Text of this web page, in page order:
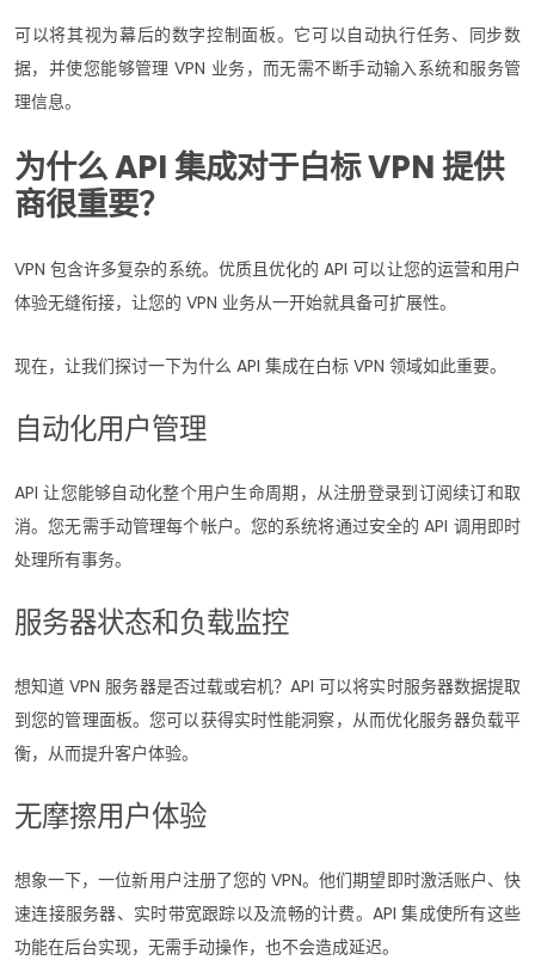
可以将其视为幕后的数字控制面板。它可以自动执行任务、同步数
据，并使您能够管理 VPN 业务，而无需不断手动输入系统和服务管
理信息。
为什么 API 集成对于白标 VPN 提供
商很重要？
VPN 包含许多复杂的系统。优质且优化的 API 可以让您的运营和用户
体验无缝衔接，让您的 VPN 业务从一开始就具备可扩展性。
现在，让我们探讨一下为什么 API 集成在白标 VPN 领域如此重要。
自动化用户管理
API 让您能够自动化整个用户生命周期，从注册登录到订阅续订和取
消。您无需手动管理每个帐户。您的系统将通过安全的 API 调用即时
处理所有事务。
服务器状态和负载监控
想知道 VPN 服务器是否过载或宕机？API 可以将实时服务器数据提取
到您的管理面板。您可以获得实时性能洞察，从而优化服务器负载平
衡，从而提升客户体验。
无摩擦用户体验
想象一下，一位新用户注册了您的 VPN。他们期望即时激活账户、快
速连接服务器、实时带宽跟踪以及流畅的计费。API 集成使所有这些
功能在后台实现，无需手动操作，也不会造成延迟。